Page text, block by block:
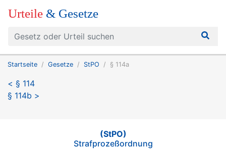
Urteile & Gesetze
Startseite Gesetze StPO § 114a
< § 114
§ 114b >
(StPO)
Strafprozeßordnung